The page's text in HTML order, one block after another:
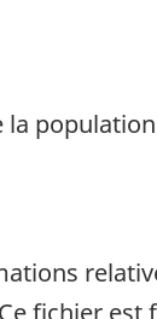
fichier est